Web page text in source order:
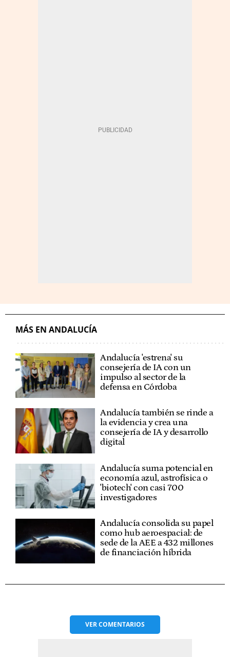
MÁS EN ANDALUCÍA
Andalucía 'estrena' su
consejería de IA con un
impulso al sector de la
defensa en Córdoba
Andalucía también se rinde a
la evidencia y crea una
consejería de IA y desarrollo
digital
Andalucía suma potencial en
economía azul, astrofísica o
'biotech' con casi 700
investigadores
Andalucía consolida su papel
como hub aeroespacial: de
sede de la AEE a 432 millones
de financiación híbrida
VERCOMENTARIOS